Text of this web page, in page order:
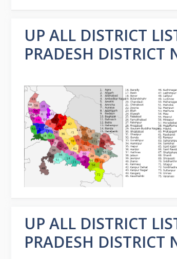
UP ALL DISTRICT
PRADESH DISTRICT
UP ALL DISTRICT
PRADESH DISTRICT